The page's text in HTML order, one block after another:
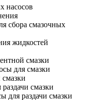
насосов
сбора смазочных
жидкостей
смазки
для смазки
смазки
для раздачи смазки